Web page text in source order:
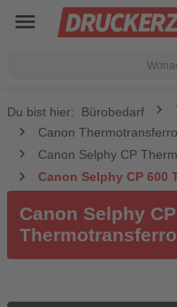
menu
Du bist hier: Bürobedarf
Canon
Canon Selphy CP
Canon Selphy CP 600
Canon Selphy